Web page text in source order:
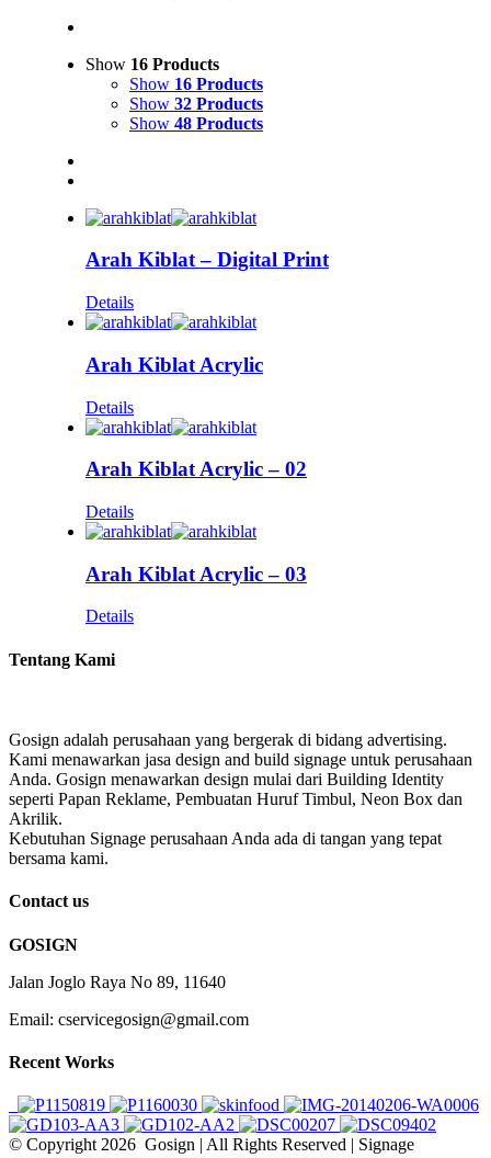
Show 16 Products
Show 16 Products
Show 32 Products
Show 48 Products
Arah Kiblat – Digital Print
Details
Arah Kiblat Acrylic
Details
Arah Kiblat Acrylic – 02
Details
Arah Kiblat Acrylic – 03
Details
Tentang Kami
Gosign adalah perusahaan yang bergerak di bidang advertising.
Kami menawarkan jasa design and build signage untuk perusahaan
Anda. Gosign menawarkan design mulai dari Building Identity
seperti Papan Reklame, Pembuatan Huruf Timbul, Neon Box dan
Akrilik.
Kebutuhan Signage perusahaan Anda ada di tangan yang tepat
bersama kami.
Contact us
GOSIGN
Jalan Joglo Raya No 89, 11640
Email: cservicegosign@gmail.com
Recent Works
© Copyright 2026 Gosign | All Rights Reserved | Signage